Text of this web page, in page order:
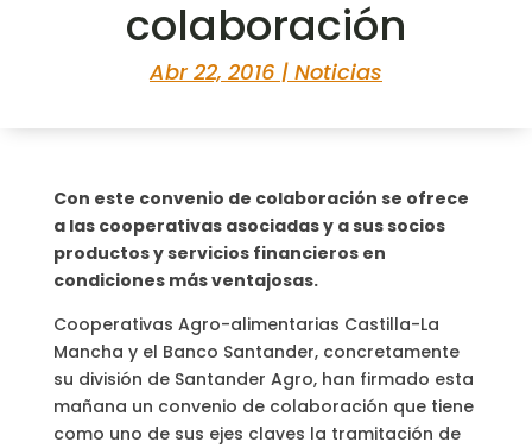
colaboración
Abr 22, 2016 | Noticias
Con este convenio de colaboración se ofrece
a las cooperativas asociadas y a sus socios
productos y servicios financieros en
condiciones más ventajosas.
Cooperativas Agro-alimentarias Castilla-La
Mancha y el Banco Santander, concretamente
su división de Santander Agro, han firmado esta
mañana un convenio de colaboración que tiene
como uno de sus ejes claves la tramitación de